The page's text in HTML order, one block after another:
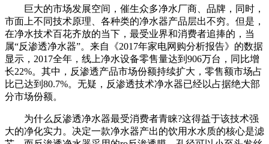
巨大的市场发展空间，催生众多净水厂商、品牌，同时，
市面上不同技术原理、各种类的净水器产品层出不穷。但是，
在净水技术百花齐放的当下，最受业界和消费者追捧的，当
属“反渗透净水器”。来自《2017年家电网购分析报告》的数据
显示，2017全年，线上净水设备零售量达到906万台，同比增
长22%。其中，反渗透产品市场份额持续扩大，零售额市场占
比已达到80.7%。无疑，反渗透技术净水器已经以占据绝大部
分市场份额。
为什么反渗透净水器最受消费者青睐?这得益于该技术强
大的净化实力。决定一款净水器产出的饮用水水质的核心是滤